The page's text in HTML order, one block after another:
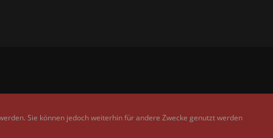
Sie können jedoch weiterhin für andere Zwecke genutzt werden